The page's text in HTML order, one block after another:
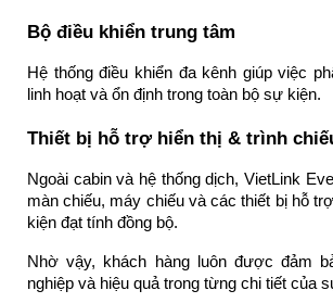
Bộ điều khiển trung tâm
Hệ thống điều khiển đa kênh giúp việc
linh hoạt và ổn định trong toàn bộ sự kiện.
Thiết bị hỗ trợ hiển thị & trình
Ngoài cabin và hệ thống dịch, VietLink
màn chiếu, máy chiếu và các thiết bị hỗ
kiện đạt tính đồng bộ.
Nhờ vậy, khách hàng luôn được đảm
nghiệp và hiệu quả trong từng chi tiết của